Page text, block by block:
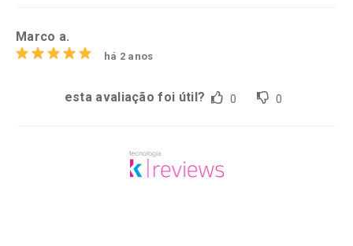
Marco a.
há 2 anos
esta avaliação foi útil? 0 0